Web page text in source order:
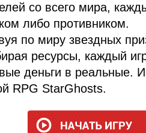
со всего мира,
либо противником.
по миру звездных
ресурсы, каждый
деньги в реальные.
RPG StarGhosts.